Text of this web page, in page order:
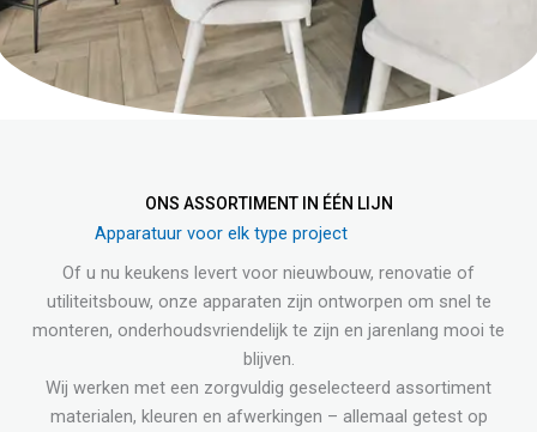
ONS ASSORTIMENT IN ÉÉN LIJN
Apparatuur voor elk type project
Of u nu keukens levert voor nieuwbouw, renovatie of
utiliteitsbouw, onze apparaten zijn ontworpen om snel te
monteren, onderhoudsvriendelijk te zijn en jarenlang mooi te
blijven.
Wij werken met een zorgvuldig geselecteerd assortiment
materialen, kleuren en afwerkingen – allemaal getest op